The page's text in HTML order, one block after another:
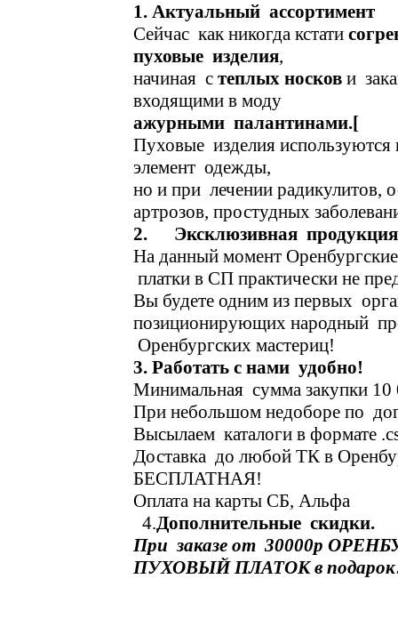
1. Актуальный ассортимент
Сейчас как никогда кстати
пуховые изделия,
начиная с теплых носков и
входящими в моду
ажурными палантинами.[
Пуховые изделия используются
элемент одежды,
но и при лечении радикулитов,
артрозов, простудных
2. Эксклюзивная
На данный момент
платки в СП практически не
Вы будете одним из первых
позиционирующих народный
Оренбургских мастериц!
3. Работать с нами удобно!
Минимальная сумма закупки 10
При небольшом недоборе по
Высылаем каталоги в формате
Доставка до любой ТК в
БЕСПЛАТНАЯ!
Оплата на карты СБ, Альфа
4.Дополнительные скидки.
При заказе от 30000р
ПУХОВЫЙ ПЛАТОК в